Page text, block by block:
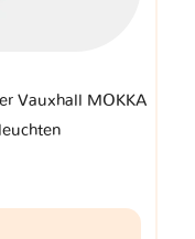
Vauxhall MOKKA